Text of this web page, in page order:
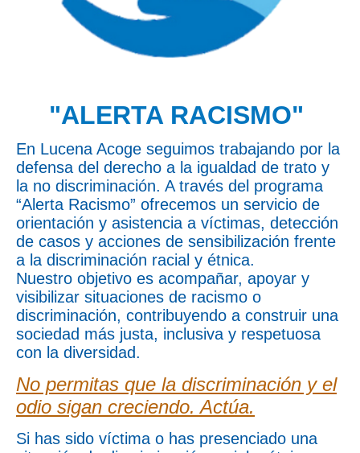
"ALERTA RACISMO"
En Lucena Acoge seguimos trabajando por la
defensa del derecho a la igualdad de trato y
la no discriminación. A través del programa
“Alerta Racismo” ofrecemos un servicio de
orientación y asistencia a víctimas, detección
de casos y acciones de sensibilización frente
a la discriminación racial y étnica.
Nuestro objetivo es acompañar, apoyar y
visibilizar situaciones de racismo o
discriminación, contribuyendo a construir una
sociedad más justa, inclusiva y respetuosa
con la diversidad.
No permitas que la discriminación y el
odio sigan creciendo. Actúa.
Si has sido víctima o has presenciado una